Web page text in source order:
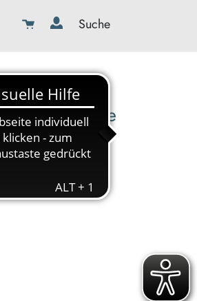
Suche
0
toelz-wor.de